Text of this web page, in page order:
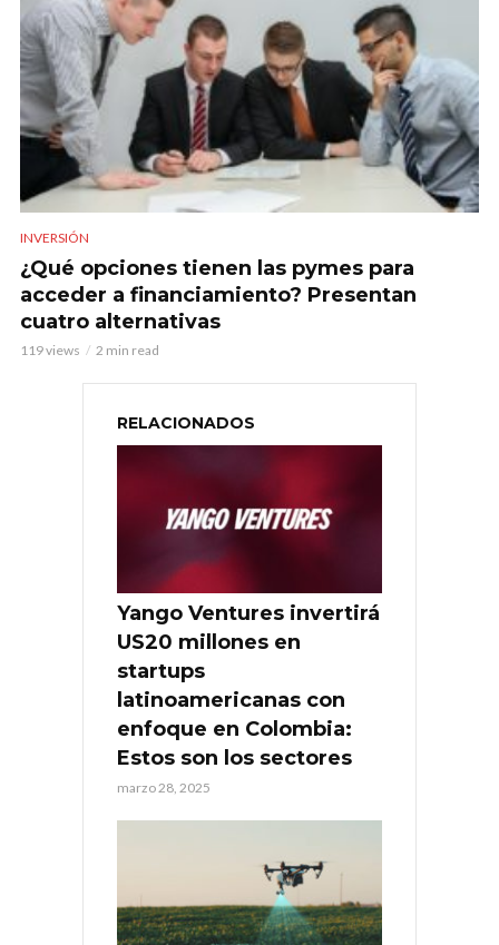
INVERSIÓN
¿Qué opciones tienen las pymes para
acceder a financiamiento? Presentan
cuatro alternativas
119 views 2 min read
RELACIONADOS
Yango Ventures invertirá
US20 millones en
startups
latinoamericanas con
enfoque en Colombia:
Estos son los sectores
marzo 28, 2025